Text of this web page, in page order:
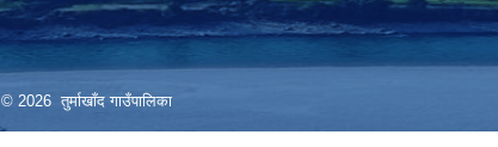
© 2026 तुर्माखाँद गाउँपालिका